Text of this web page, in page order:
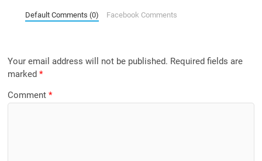
Default Comments (0) Facebook Comments
Your email address will not be published. Required fields are
marked*
Comment*